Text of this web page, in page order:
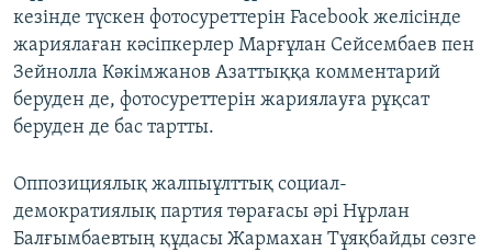
кезінде түскен фотосуреттерін Facebook желісінде
жариялаған кәсіпкерлер Марғұлан Сейсембаев пен
Зейнолла Кәкімжанов Азаттыққа комментарий
беруден де, фотосуреттерін жариялауға рұқсат
беруден де бас тартты.
Оппозициялық жалпыұлттық социал-
демократиялық партия төрағасы әрі Нұрлан
Балғымбаевтың құдасы Жармахан Тұяқбайды сөзге